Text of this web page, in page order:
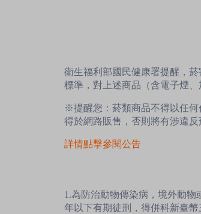
衛生福利部國民健康署提醒，
標準，對上述商品（含電子煙
※提醒您：菸類商品不得以任何
得於網路販售，否則將有涉違
詳情點擊參閱公告
1.為防治動物傳染病，境外動
年以下有期徒刑，得併科新臺